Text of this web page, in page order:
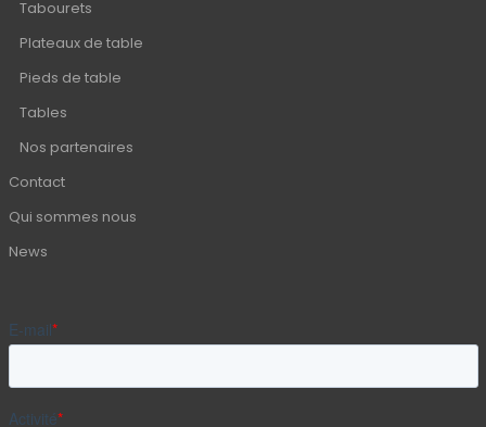
Tabourets
Plateaux de table
Pieds de table
Tables
Nos partenaires
Contact
Qui sommes nous
News